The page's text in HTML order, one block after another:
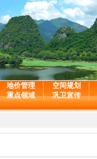
地价管理 空间规划
重点领域
巩卫宣传